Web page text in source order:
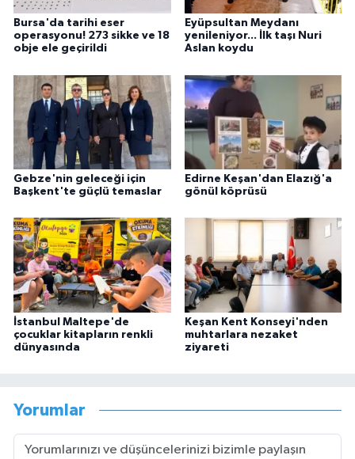
Bursa'da tarihi eser
operasyonu! 273 sikke ve 18
obje ele geçirildi
Eyüpsultan Meydanı
yenileniyor... İlk taşı Nuri
Aslan koydu
Gebze'nin geleceği için
Başkent'te güçlü temaslar
Edirne Keşan'dan Elazığ'a
gönül köprüsü
İstanbul Maltepe'de
çocuklar kitapların renkli
dünyasında
Keşan Kent Konseyi'nden
muhtarlara nezaket
ziyareti
Yorumlar